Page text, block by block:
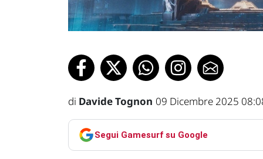
di Davide Tognon 09 Dicembre 2025
Segui Gamesurf su Google